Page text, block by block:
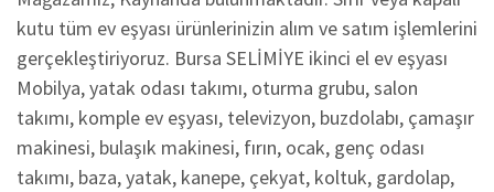
kutu tüm ev eşyası ürünlerinizin alım ve satım işlemlerini
gerçekleştiriyoruz. Bursa SELİMİYE ikinci el ev eşyası
Mobilya, yatak odası takımı, oturma grubu, salon
takımı, komple ev eşyası, televizyon, buzdolabı, çamaşır
makinesi, bulaşık makinesi, fırın, ocak, genç odası
takımı, baza, yatak, kanepe, çekyat, koltuk, gardolap,